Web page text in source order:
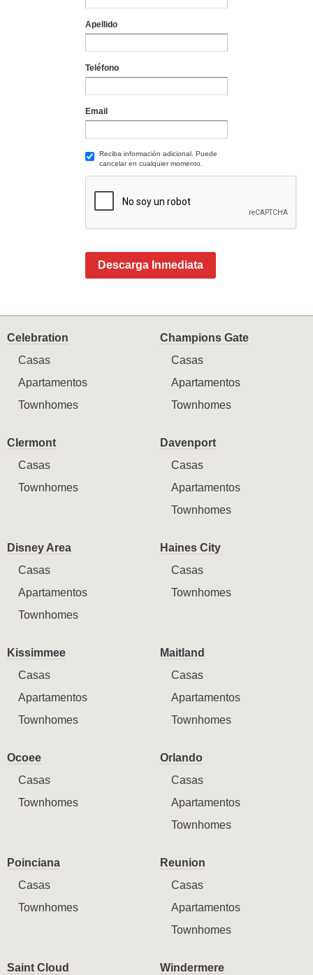
Apellido
Teléfono
Email
Reciba información adicional. Puede
cancelar en cualquier momento.
Descarga Inmediata
Celebration
Casas
Apartamentos
Townhomes
Champions Gate
Casas
Apartamentos
Townhomes
Clermont
Casas
Townhomes
Davenport
Casas
Apartamentos
Townhomes
Disney Area
Casas
Apartamentos
Townhomes
Haines City
Casas
Townhomes
Kissimmee
Casas
Apartamentos
Townhomes
Maitland
Casas
Apartamentos
Townhomes
Ocoee
Casas
Townhomes
Orlando
Casas
Apartamentos
Townhomes
Poinciana
Casas
Townhomes
Reunion
Casas
Apartamentos
Townhomes
Saint Cloud
Windermere